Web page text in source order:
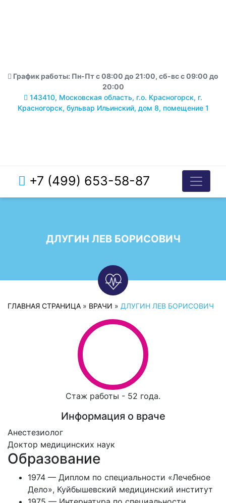
График работы: Пн-Пт с 08:00 до 21:00, сб-вс с 09:00 до
20:00
143410, Московская область, г.о. Красногорск, г.
Красногорск, бульвар Ильинский, дом 8, помещение 1
+7 (499) 653-58-87
ДЛУГИН ЛЕВ БОРИСОВИЧ
ГЛАВНАЯ СТРАНИЦА » ВРАЧИ » ДЛУГИН ЛЕВ БОРИСОВИЧ
Стаж работы - 52 года.
Информация о враче
Анестезиолог
Доктор медицинских наук
Образование
1974 — Диплом по специальности «Лечебное
Дело», Куйбышевский медицинский институт